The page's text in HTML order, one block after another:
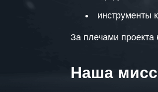
инструменты
За плечами
Наша